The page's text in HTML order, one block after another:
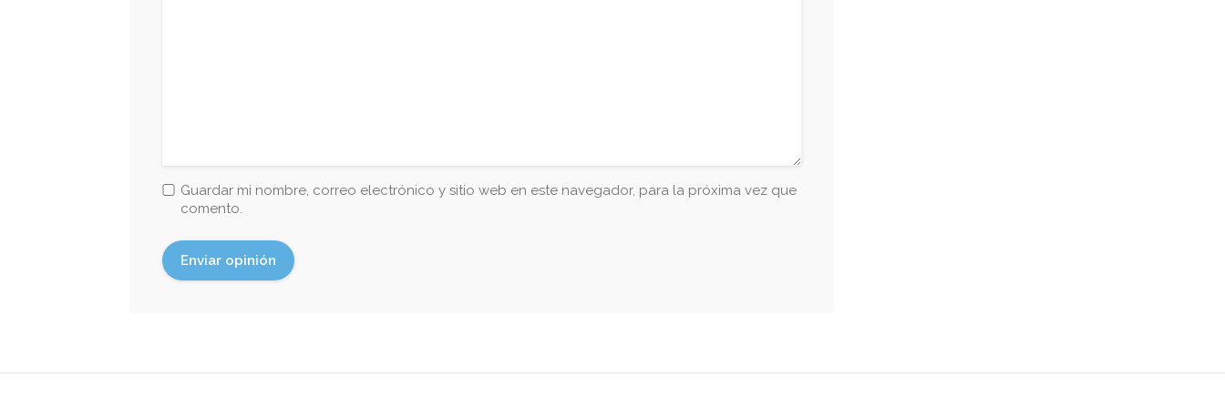
Guardar mi nombre, correo electrónico y sitio web en este navegador, para la próxima vez que
comento.